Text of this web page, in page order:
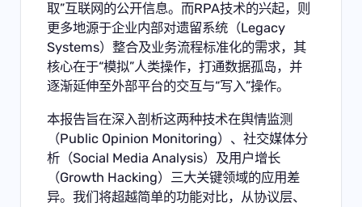
取”互联网的公开信息。而RPA技术的兴起，则
更多地源于企业内部对遗留系统（Legacy
Systems）整合及业务流程标准化的需求，其
核心在于“模拟”人类操作，打通数据孤岛，并
逐渐延伸至外部平台的交互与“写入”操作。
本报告旨在深入剖析这两种技术在舆情监测
（Public Opinion Monitoring）、社交媒体分
析（Social Media Analysis）及用户增长
（Growth Hacking）三大关键领域的应用差
异。我们将超越简单的功能对比，从协议层、